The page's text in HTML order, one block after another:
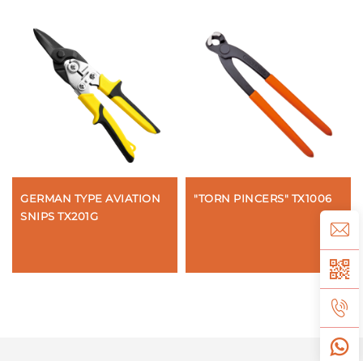
GERMAN TYPE AVIATION
SNIPS TX201G
"TORN PINCERS" TX1006